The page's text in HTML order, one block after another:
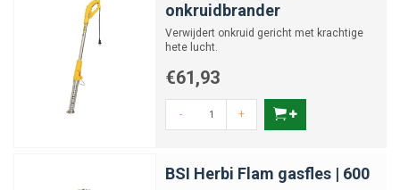
onkruidbrander
Verwijdert onkruid gericht met krachtige
hete lucht.
€61,93
- +
BSI Herbi Flam gasfles | 600